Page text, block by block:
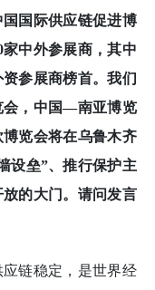
国际供应链促进博
中外参展商，其中
参展商榜首。我们
会，中国—南亚博览
览会将在乌鲁木齐
设垒”、推行保护主
的大门。请问发言
链稳定，是世界经